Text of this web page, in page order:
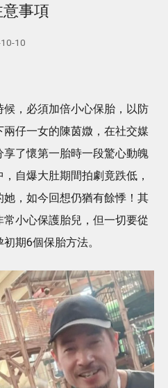
事項
10
，必須加倍小心保胎，以防
仔一女的陳茵媺，在社交媒
了懷第一胎時一段驚心動魄
自爆大肚期間拍劇竟跌低，
，如今回想仍猶有餘悸！其
小心保護胎兒，但一切要從
期6個保胎方法。